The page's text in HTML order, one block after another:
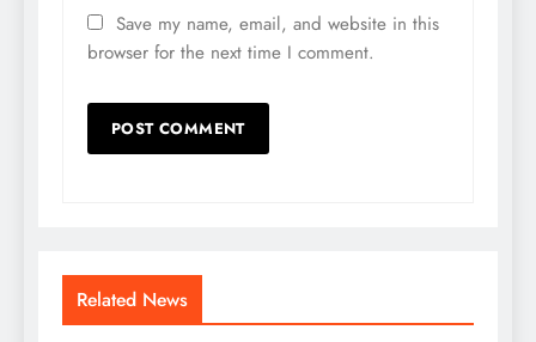
Save my name, email, and website in this
browser for the next time I comment.
Related News